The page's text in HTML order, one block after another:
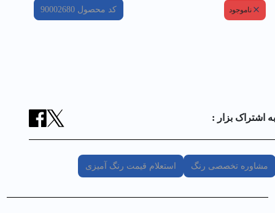
ناموجود کد محصول 90002680
به اشتراک بزار :
مشاوره تخصصی رنگ استعلام قیمت رنگ آمیزی